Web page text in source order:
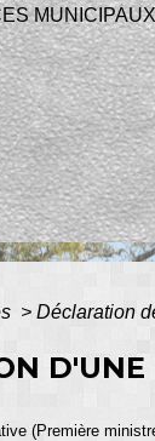
MUNICIPAUX
> Déclaration
(Première